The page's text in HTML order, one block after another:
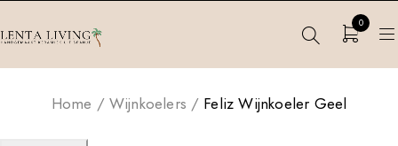
0
Home / Wijnkoelers / Feliz Wijnkoeler Geel